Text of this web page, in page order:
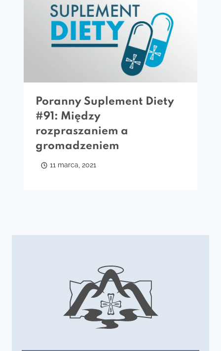
Poranny Suplement Diety
#91: Między
rozpraszaniem a
gromadzeniem
11 marca, 2021